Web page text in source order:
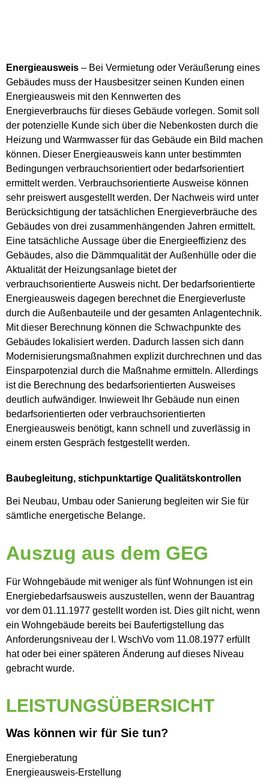
Energieausweis – Bei Vermietung oder Veräußerung eines
Gebäudes muss der Hausbesitzer seinen Kunden einen
Energieausweis mit den Kennwerten des
Energieverbrauchs für dieses Gebäude vorlegen. Somit soll
der potenzielle Kunde sich über die Nebenkosten durch die
Heizung und Warmwasser für das Gebäude ein Bild machen
können. Dieser Energieausweis kann unter bestimmten
Bedingungen verbrauchsorientiert oder bedarfsorientiert
ermittelt werden. Verbrauchsorientierte Ausweise können
sehr preiswert ausgestellt werden. Der Nachweis wird unter
Berücksichtigung der tatsächlichen Energieverbräuche des
Gebäudes von drei zusammenhängenden Jahren ermittelt.
Eine tatsächliche Aussage über die Energieeffizienz des
Gebäudes, also die Dämmqualität der Außenhülle oder die
Aktualität der Heizungsanlage bietet der
verbrauchsorientierte Ausweis nicht. Der bedarfsorientierte
Energieausweis dagegen berechnet die Energieverluste
durch die Außenbauteile und der gesamten Anlagentechnik.
Mit dieser Berechnung können die Schwachpunkte des
Gebäudes lokalisiert werden. Dadurch lassen sich dann
Modernisierungsmaßnahmen explizit durchrechnen und das
Einsparpotenzial durch die Maßnahme ermitteln. Allerdings
ist die Berechnung des bedarfsorientierten Ausweises
deutlich aufwändiger. Inwieweit Ihr Gebäude nun einen
bedarfsorientierten oder verbrauchsorientierten
Energieausweis benötigt, kann schnell und zuverlässig in
einem ersten Gespräch festgestellt werden.
Baubegleitung, stichpunktartige Qualitätskontrollen
Bei Neubau, Umbau oder Sanierung begleiten wir Sie für
sämtliche energetische Belange.
Auszug aus dem GEG
Für Wohngebäude mit weniger als fünf Wohnungen ist ein
Energiebedarfsausweis auszustellen, wenn der Bauantrag
vor dem 01.11.1977 gestellt worden ist. Dies gilt nicht, wenn
ein Wohngebäude bereits bei Baufertigstellung das
Anforderungsniveau der I. WschVo vom 11.08.1977 erfüllt
hat oder bei einer späteren Änderung auf dieses Niveau
gebracht wurde.
LEISTUNGSÜBERSICHT
Was können wir für Sie tun?
Energieberatung
Energieausweis-Erstellung